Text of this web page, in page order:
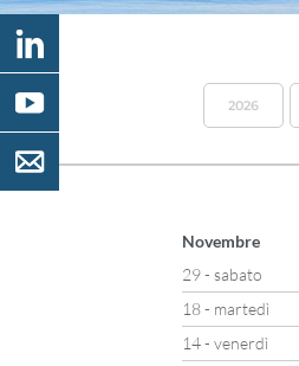
2026
Novembre
29 - sabato
18 - martedì
14 - venerdì